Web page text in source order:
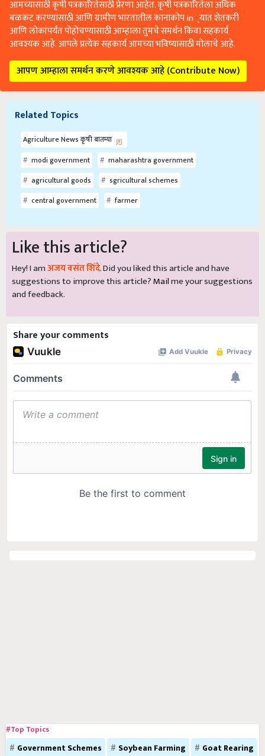
आमच्यासाठी कृषी पत्रकारितेसाठी प्रेरणा आहेत. कृषी पत्रकारितेला अधिक
बळकट करण्यासाठी आणि ग्रामीण भारतातील कानाकोप in्यात शेतकरी
आणि लोकांपर्यंत पोहोचण्यासाठी आम्हाला तुमचे समर्थन किंवा सहकार्य
आवश्यक आहे. आपले प्रत्येक सहकार्य आमच्या भविष्यासाठी मोलाचे आहे.
आपण आम्हाला समर्थन करणे आवश्यक आहे (Contribute Now)
Related Topics
Agriculture News कृषी बातम्या
modi government
maharashtra government
agricultural goods
sgricultural schemes
central government
farmer
Like this article?
Hey! I amअजय वसंत शिंदे. Did you liked this article and have
suggestions to improve this article?Mailme your suggestions
and feedback.
Share your comments
#Top Topics
Government Schemes Soybean Farming
Goat Rearing